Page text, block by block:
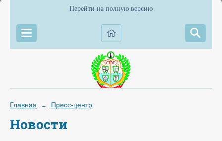
Перейти на полную версию
Главная → Пресс-центр
Новости